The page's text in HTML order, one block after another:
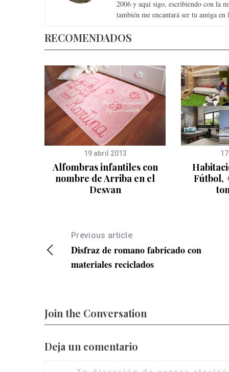
2006 y aquí sigo, escribiendo con la
también me encantará ser tu amiga en
RECOMENDADOS
19 abril 2013
Alfombras infantiles con
nombre de Arriba en el
Desvan
Fútbol,
Previous article
Disfraz de romano fabricado con
materiales reciclados
Join the Conversation
Deja un comentario